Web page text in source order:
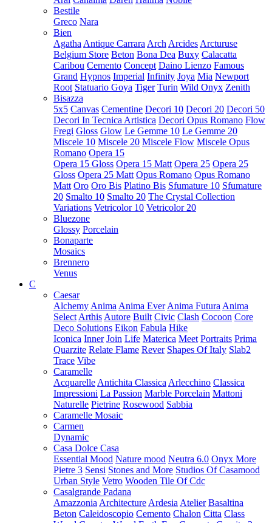
Bestile
Greco Nara
Bien
Agatha Antique Carrara Arch Arcides Arcturuse
Belgium Store Beton Bona Dea Buxy Calacatta
Caribou Cemento Concept Daino Lienzo Famous
Grand Hypnos Imperial Infinity Joya Mia Newport
Root Statuario Goya Tiger Turin Wild Onyx Zenith
Bisazza
5x5 Canvas Cementine Decori 10 Decori 20 Decori 50
Decori In Tecnica Artistica Decori Opus Romano Flow
Fregi Gloss Glow Le Gemme 10 Le Gemme 20
Miscele 10 Miscele 20 Miscele Flow Miscele Opus
Romano Opera 15
Opera 15 Gloss Opera 15 Matt Opera 25 Opera 25
Gloss Opera 25 Matt Opus Romano Opus Romano
Matt Oro Oro Bis Platino Bis Sfumature 10 Sfumature
20 Smalto 10 Smalto 20 The Crystal Collection
Variations Vetricolor 10 Vetricolor 20
Bluezone
Glossy Porcelain
Bonaparte
Mosaics
Brennero
Venus
C
Caesar
Alchemy Anima Anima Ever Anima Futura Anima
Select Arthis Autore Built Civic Clash Cocoon Core
Deco Solutions Eikon Fabula Hike
Iconica Inner Join Life Materica Meet Portraits Prima
Quarzite Relate Flame Rever Shapes Of Italy Slab2
Trace Vibe
Caramelle
Acquarelle Antichita Classica Arlecchino Classica
Impressioni La Passion Marble Porcelain Mattoni
Naturelle Pietrine Rosewood Sabbia
Caramelle Mosaic
Carmen
Dynamic
Casa Dolce Casa
Essential Mood Nature mood Neutra 6.0 Onyx More
Pietre 3 Sensi Stones and More Studios Of Casamood
Urban Style Vetro Wooden Tile Of Cdc
Casalgrande Padana
Amazzonia Architecture Ardesia Atelier Basaltina
Beton Caleidoscopio Cemento Chalon Citta Class